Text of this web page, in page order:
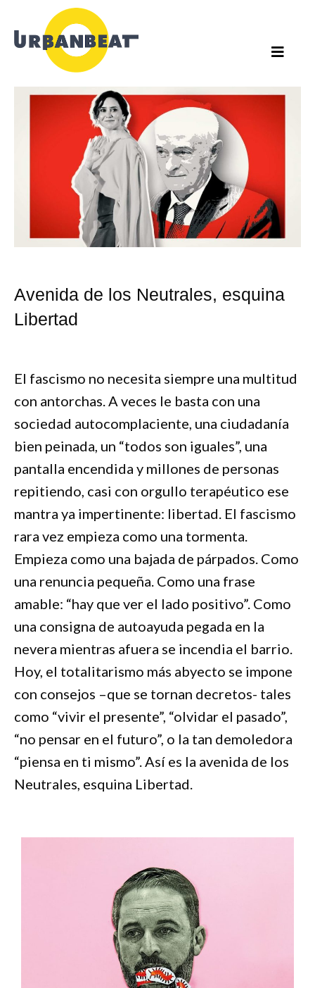
contenido
Avenida de los Neutrales, esquina
Libertad
El fascismo no necesita siempre una multitud
con antorchas. A veces le basta con una
sociedad autocomplaciente, una ciudadanía
bien peinada, un “todos son iguales”, una
pantalla encendida y millones de personas
repitiendo, casi con orgullo terapéutico ese
mantra ya impertinente: libertad. El fascismo
rara vez empieza como una tormenta.
Empieza como una bajada de párpados. Como
una renuncia pequeña. Como una frase
amable: “hay que ver el lado positivo”. Como
una consigna de autoayuda pegada en la
nevera mientras afuera se incendia el barrio.
Hoy, el totalitarismo más abyecto se impone
con consejos –que se tornan decretos- tales
como “vivir el presente”, “olvidar el pasado”,
“no pensar en el futuro”, o la tan demoledora
“piensa en ti mismo”. Así es la avenida de los
Neutrales, esquina Libertad.